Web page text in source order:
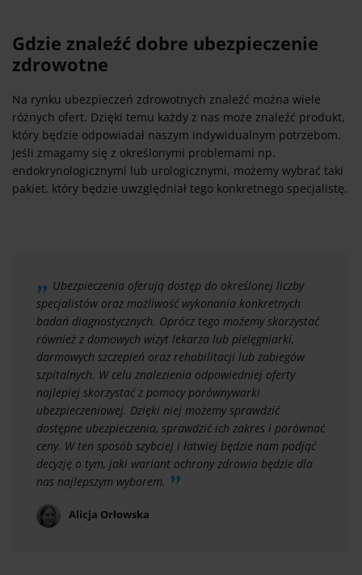
Gdzie znaleźć dobre ubezpieczenie
zdrowotne
Na rynku ubezpieczeń zdrowotnych znaleźć można wiele
różnych ofert. Dzięki temu każdy z nas może znaleźć produkt,
który będzie odpowiadał naszym indywidualnym potrzebom.
Jeśli zmagamy się z określonymi problemami np.
endokrynologicznymi lub urologicznymi, możemy wybrać taki
pakiet, który będzie uwzględniał tego konkretnego specjalistę.
Ubezpieczenia oferują dostęp do określonej liczby
specjalistów oraz możliwość wykonania konkretnych
badań diagnostycznych. Oprócz tego możemy skorzystać
również z domowych wizyt lekarza lub pielęgniarki,
darmowych szczepień oraz rehabilitacji lub zabiegów
szpitalnych. W celu znalezienia odpowiedniej oferty
najlepiej skorzystać z pomocy porównywarki
ubezpieczeniowej. Dzięki niej możemy sprawdzić
dostępne ubezpieczenia, sprawdzić ich zakres i porównać
ceny. W ten sposób szybciej i łatwiej będzie nam podjąć
decyzję o tym, jaki wariant ochrony zdrowia będzie dla
nas najlepszym wyborem.
Alicja Orłowska